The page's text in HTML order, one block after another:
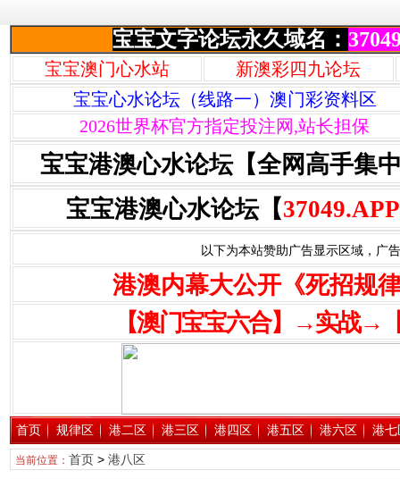
宝宝文字论坛永久域名：
宝宝澳门心水站
新澳彩四九论坛
宝宝心水论坛（线路一）澳门彩资料区
2026世界杯官方指定投注网,站长担保
宝宝港澳心水论坛【全网高手集
宝宝港澳心水论坛【37049.APP
以下为本站赞助广告显示区域，广
港澳内幕大公开《死招规
【澳门宝宝六合】→实战→
首页 规律区 港二区 港三区 港四区 港五区 港六区 港七
当前位置： 首页> 港八区